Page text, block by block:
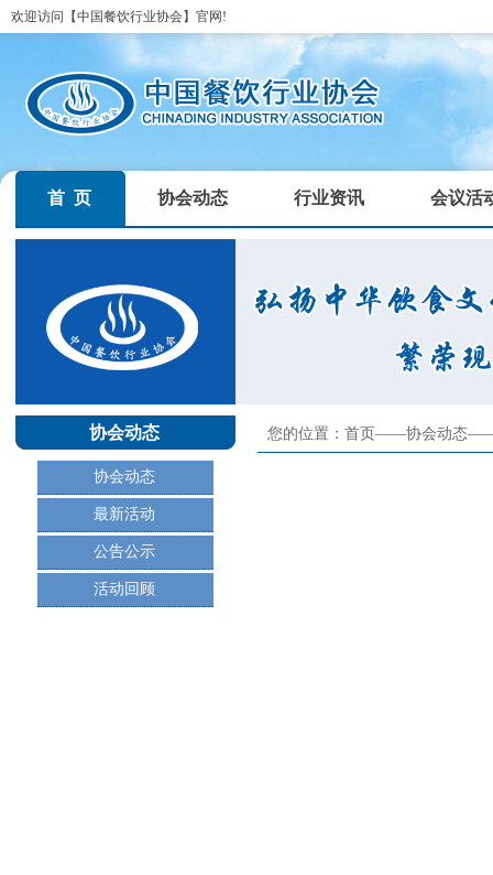
欢迎访问【中国餐饮行业协会】官网!
首 页 协会动态 行业资讯 会议活
协会动态
协会动态
最新活动
公告公示
活动回顾
您的位置：首页——协会动态